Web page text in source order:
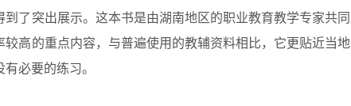
了突出展示。这本书是由湖南地区的职业教育教学专家共同
高的重点内容，与普遍使用的教辅资料相比，它更贴近当地
必要的练习。